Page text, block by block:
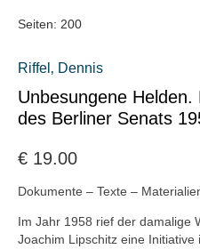
Seiten: 200
Riffel‚ Dennis
Unbesungene
des Berliner Senats
€ 19.00
Dokumente – Texte –
Im Jahr 1958 rief der damalige
Joachim Lipschitz eine